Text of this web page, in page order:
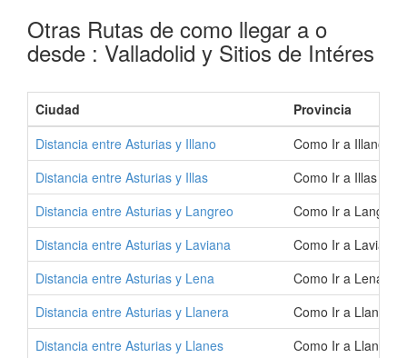
Otras Rutas de como llegar a o
desde : Valladolid y Sitios de Intéres
Ciudad
Provincia
Distancia entre Asturias y Illano
Como Ir a Illano |
Distancia entre Asturias y Illas
Como Ir a Illas |
Distancia entre Asturias y Langreo
Como Ir a
Distancia entre Asturias y Laviana
Como Ir a Laviana
Distancia entre Asturias y Lena
Como Ir a Lena |
Distancia entre Asturias y Llanera
Como Ir a Llanera
Distancia entre Asturias y Llanes
Como Ir a Llanes |